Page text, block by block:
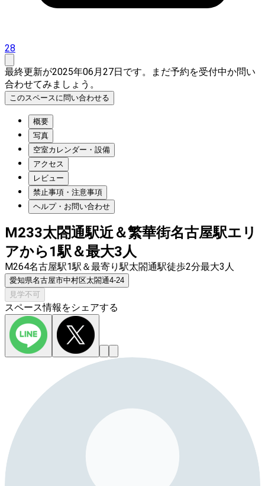
28
最終更新が2025年06月27日です。まだ予約を受付中か問い
合わせてみましょう。
このスペースに問い合わせる
概要
写真
空室カレンダー・設備
アクセス
レビュー
禁止事項・注意事項
ヘルプ・お問い合わせ
M233太閤通駅近＆繁華街名古屋駅エリ
アから1駅＆最大3人
M264名古屋駅1駅＆最寄り駅太閤通駅徒歩2分最大3人
愛知県名古屋市中村区太閤通4-24
見学不可
スペース情報をシェアする